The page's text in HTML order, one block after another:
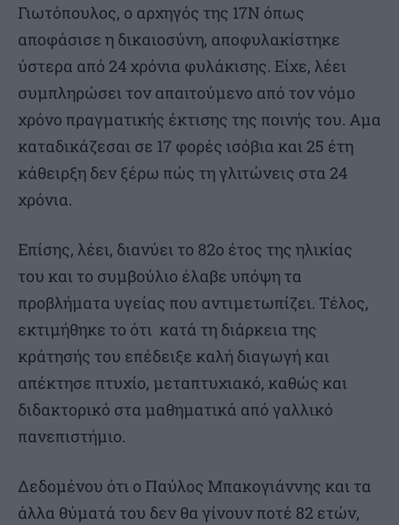
Γιωτόπουλος, ο αρχηγός της 17Ν όπως
αποφάσισε η δικαιοσύνη, αποφυλακίστηκε
ύστερα από 24 χρόνια φυλάκισης. Είχε, λέει
συμπληρώσει τον απαιτούμενο από τον νόμο
χρόνο πραγματικής έκτισης της ποινής του. Αμα
καταδικάζεσαι σε 17 φορές ισόβια και 25 έτη
κάθειρξη δεν ξέρω πώς τη γλιτώνεις στα 24
χρόνια.
Επίσης, λέει, διανύει το 82ο έτος της ηλικίας
του και το συμβούλιο έλαβε υπόψη τα
προβλήματα υγείας που αντιμετωπίζει. Τέλος,
εκτιμήθηκε το ότι κατά τη διάρκεια της
κράτησής του επέδειξε καλή διαγωγή και
απέκτησε πτυχίο, μεταπτυχιακό, καθώς και
διδακτορικό στα μαθηματικά από γαλλικό
πανεπιστήμιο.
Δεδομένου ότι ο Παύλος Μπακογιάννης και τα
άλλα θύματά του δεν θα γίνουν ποτέ 82 ετών,